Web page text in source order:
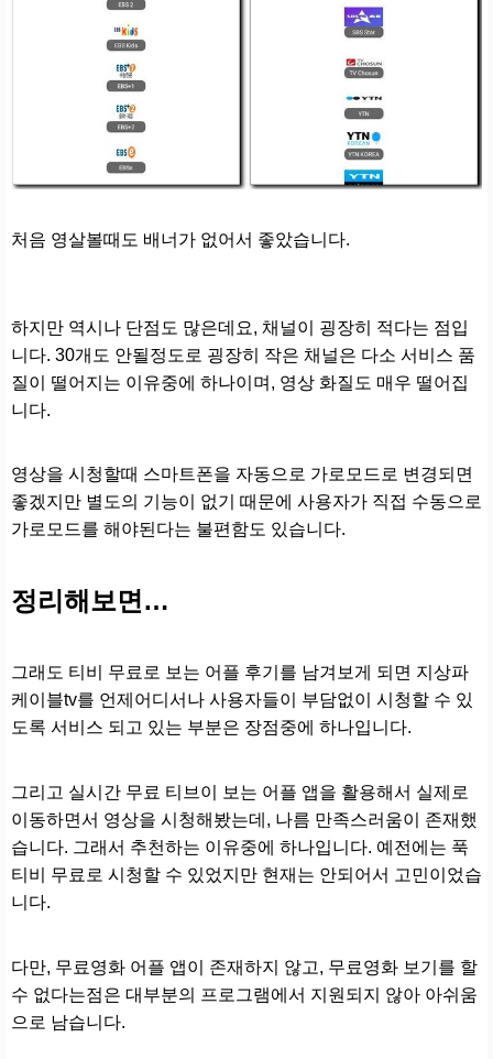
처음 영살볼때도 배너가 없어서 좋았습니다.
하지만 역시나 단점도 많은데요, 채널이 굉장히 적다는 점입
니다. 30개도 안될정도로 굉장히 작은 채널은 다소 서비스 품
질이 떨어지는 이유중에 하나이며, 영상 화질도 매우 떨어집
니다.
영상을 시청할때 스마트폰을 자동으로 가로모드로 변경되면
좋겠지만 별도의 기능이 없기 때문에 사용자가 직접 수동으로
가로모드를 해야된다는 불편함도 있습니다.
정리해보면…
그래도 티비 무료로 보는 어플 후기를 남겨보게 되면 지상파
케이블tv를 언제어디서나 사용자들이 부담없이 시청할 수 있
도록 서비스 되고 있는 부분은 장점중에 하나입니다.
그리고 실시간 무료 티브이 보는 어플 앱을 활용해서 실제로
이동하면서 영상을 시청해봤는데, 나름 만족스러움이 존재했
습니다. 그래서 추천하는 이유중에 하나입니다. 예전에는 푹
티비 무료로 시청할 수 있었지만 현재는 안되어서 고민이었습
니다.
다만, 무료영화 어플 앱이 존재하지 않고, 무료영화 보기를 할
수 없다는점은 대부분의 프로그램에서 지원되지 않아 아쉬움
으로 남습니다.